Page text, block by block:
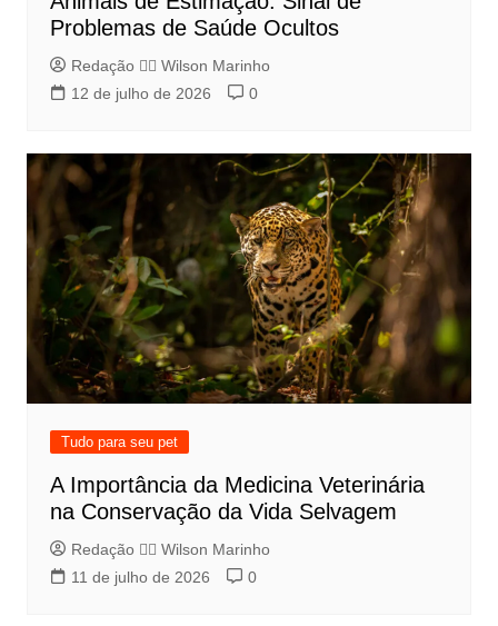
Problemas de Saúde Ocultos
Redação 👨‍⚖️​ Wilson Marinho
12 de julho de 2026
0
Tudo para seu pet
A Importância da Medicina Veterinária
na Conservação da Vida Selvagem
Redação 👨‍⚖️​ Wilson Marinho
11 de julho de 2026
0